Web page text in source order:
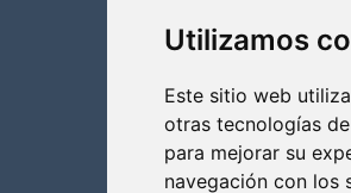
Utilizamos
Este sitio web
otras tecnologías
para mejorar su
navegación con los